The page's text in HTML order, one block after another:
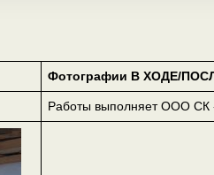
Фотографии В ХОДЕ/
Работы выполняет ООО СК